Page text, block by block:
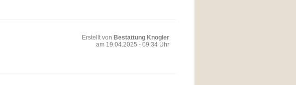
Erstellt von Bestattung Knogler
am 19.04.2025 - 09:34 Uhr